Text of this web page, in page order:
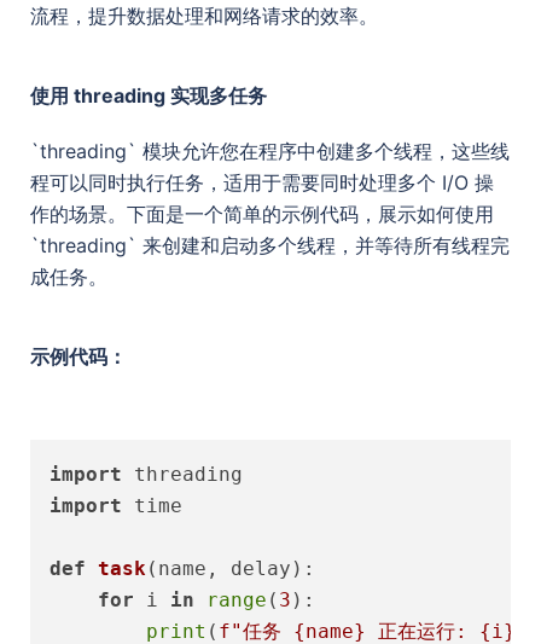
流程，提升数据处理和网络请求的效率。
使用 threading 实现多任务
`threading` 模块允许您在程序中创建多个线程，这些线
程可以同时执行任务，适用于需要同时处理多个 I/O 操
作的场景。下面是一个简单的示例代码，展示如何使用
`threading` 来创建和启动多个线程，并等待所有线程完
成任务。
示例代码：
import
import time
def task ( name, delay ):
for i in range ( 3 ):
print ( f"任务 {name} 正在运行: {i}